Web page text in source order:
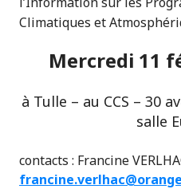
Climatiques et
Mercredi 11
à Tulle – au CCS – 30
salle
contacts : Francine